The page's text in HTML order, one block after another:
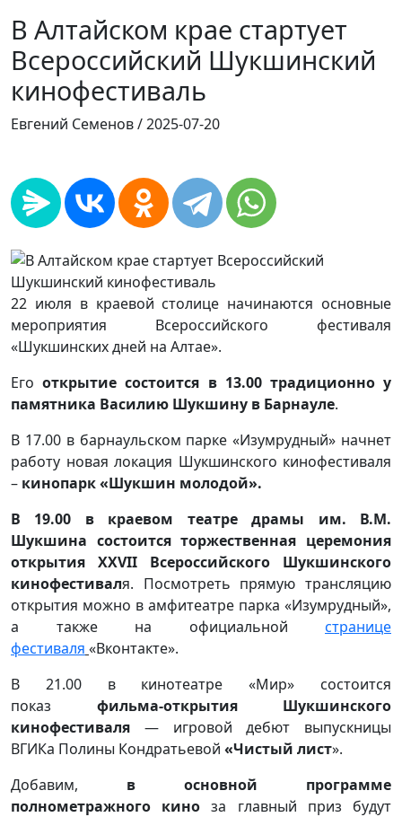
В Алтайском крае стартует
Всероссийский Шукшинский
кинофестиваль
Евгений Семенов /2025-07-20
22 июля в краевой столице начинаются основные
мероприятия Всероссийского фестиваля
«Шукшинских дней на Алтае».
Егооткрытие состоится в 13.00 традиционно у
памятника Василию Шукшину в Барнауле.
В 17.00 в барнаульском парке «Изумрудный» начнет
работу новая локация Шукшинского кинофестиваля
– кинопарк «Шукшин молодой».
В 19.00 в краевом театре драмы им. В.М.
Шукшина состоится торжественная церемония
открытия XXVII Всероссийского Шукшинского
кинофестиваля. Посмотреть прямую трансляцию
открытия можно в амфитеатре парка «Изумрудный»,
а также на официальной странице
фестиваля «Вконтакте».
В 21.00 в кинотеатре «Мир» состоится
показ фильма-открытия Шукшинского
кинофестиваля — игровой дебют выпускницы
ВГИКа Полины Кондратьевой «Чистый лист».
Добавим, в основной программе
полнометражного киноза главный приз будут